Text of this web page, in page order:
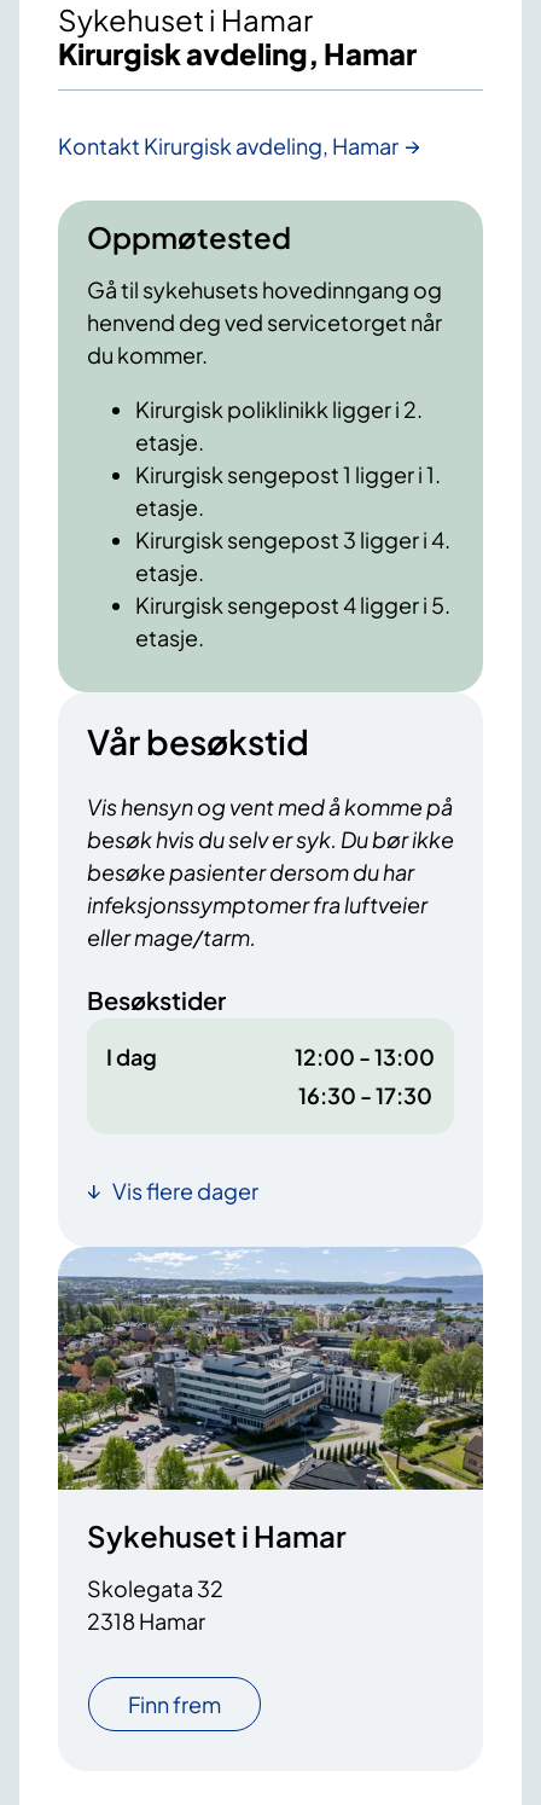
Sykehuset i Hamar
Kirurgisk avdeling, Hamar
Kontakt Kirurgisk avdeling, Hamar
Oppmøtested
Gå til sykehusets hovedinngang og
henvend deg ved servicetorget når
du kommer.
Kirurgisk poliklinikk ligger i 2.
etasje.
Kirurgisk sengepost 1 ligger i 1.
etasje.
Kirurgisk sengepost 3 ligger i 4.
etasje.
Kirurgisk sengepost 4 ligger i 5.
etasje.
Vår besøkstid
Vis hensyn og vent med å komme på
besøk hvis du selv er syk. Du bør ikke
besøke pasienter dersom du har
infeksjonssymptomer fra luftveier
eller mage/tarm.
Besøkstider
I dag
12:00 - 13:00
16:30 - 17:30
Vis flere dager
Sykehuset i Hamar
Skolegata 32
2318 Hamar
Finn frem